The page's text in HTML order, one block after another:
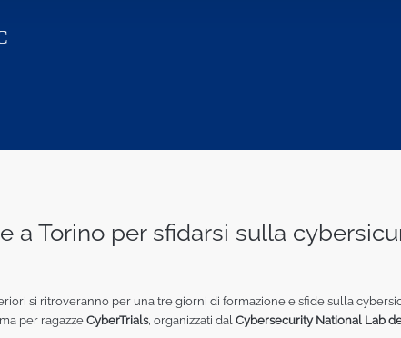
a Torino per sfidarsi sulla
si ritroveranno per una tre giorni di formazione e sfide sulla
per ragazzeCyberTrials, organizzati dal Cybersecurity National Lab